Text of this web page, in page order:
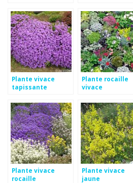
Plante vivace
tapissante
Plante rocaille
vivace
Plante vivace
rocaille
Plante vivace
jaune